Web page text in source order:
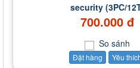
security (3PC/
700.000 đ
So sánh
Đặt hàng Yêu